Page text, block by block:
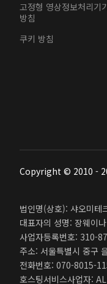
고정형 영상정보처리기
방침
쿠키 방침
Copyright © 2010 -
법인명(상호): 샤오미
대표자의 성명: 장웨이
사업자등록번호: 310-
주소: 서울특별시 중구
전화번호: 070-8015-
호스팅서비스사업자: